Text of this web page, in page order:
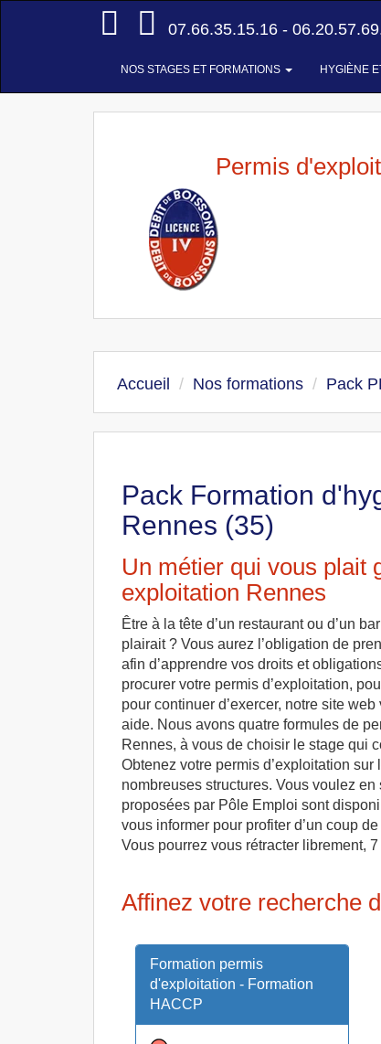
Accueil
07.66.35.15.16 -
NOS STAGES ET FORMATIONS HYGIÈNE
Permis
Accueil Nos formations Pack
Pack Formation
Rennes (35)
Un métier qui vous plait
exploitation Rennes
Être à la tête d’un restaurant ou d’un
plairait ? Vous aurez l’obligation de
afin d’apprendre vos droits et
procurer votre permis d’exploitation,
pour continuer d’exercer, notre site
aide. Nous avons quatre formules de
Rennes, à vous de choisir le stage qui
Obtenez votre permis d’exploitation
nombreuses structures. Vous voulez
proposées par Pôle Emploi sont
vous informer pour profiter d’un coup
Vous pourrez vous rétracter librement,
Affinez votre recherche
Formation permis
d'exploitation - Formation
HACCP